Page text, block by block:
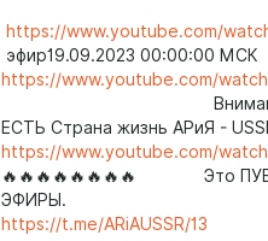
https://www.youtube.com/
эфир19.09.2023 00:00:00 МСК
https://www.youtube.com/
ЕСТЬ Страна жизнь
https://www.youtube.com/
🔥🔥🔥🔥🔥🔥🔥🔥 Это
ЭФИРЫ.
https://t.me/ARiAUSSR/13